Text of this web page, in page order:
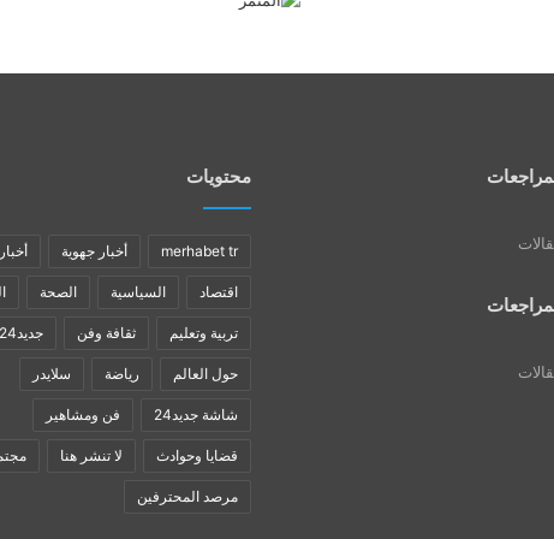
محتويات
merhabet tr أخبار جهوية
اقتصاد السياسية الصحة
تربية وتعليم ثقافة وفن جديد24
حول العالم رياضة سلايدر
شاشة جديد24 فن ومشاهير
قضايا وحوادث لا تنشر هنا
مرصد المحترفين